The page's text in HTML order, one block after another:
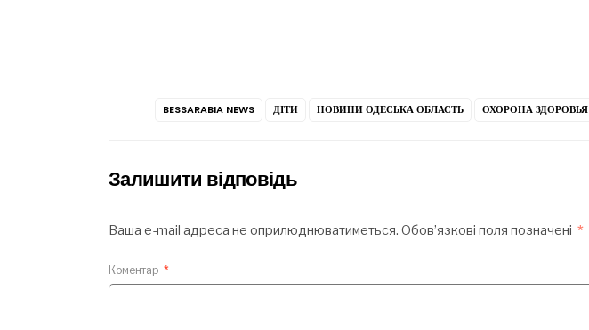
BESSARABIA NEWS ДІТИ НОВИНИ ОДЕСЬКА ОБЛАСТЬ ОХОРОНА ЗДОРОВЬЯ
Залишити відповідь
Ваша e-mail адреса не оприлюднюватиметься. Обов’язкові поля позначені *
Коментар *